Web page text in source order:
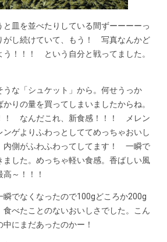
と皿を並べたりしている間ずーーーーっ
がし続けていて、もう！ 写真なんかど
う！！！ という自分と戦ってました。
うな「シュケット」から。何せうっか
りの量を買ってしまいましたからね。
！ なんだこれ、新食感！！！ メレン
ゲよりふわっとしててめっちゃおいし
内側がふわふわってしてます！ 一瞬で
ました。めっちゃ軽い食感。香ばしい風
～！！！
瞬でなくなったので100gどころか200g
食べたことのないおいしさでした。こん
にまだあったのかー！